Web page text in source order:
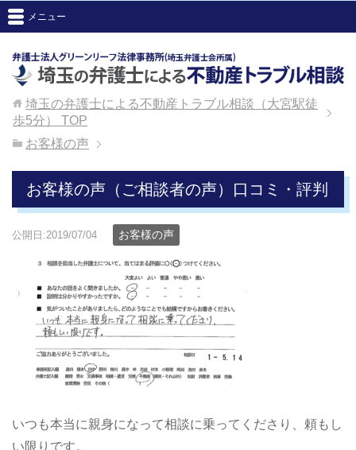
メニュー
埼玉の弁護士による不動産トラブル相談（大宮駅徒
歩5分）
TOP
お客様の声
お客様の声（ご相談者の声）口コミ・評判
公開日:2019/07/04 お客様の声
いつも本当に親身になって相談に乗ってくださり、頼もし
い限りです。